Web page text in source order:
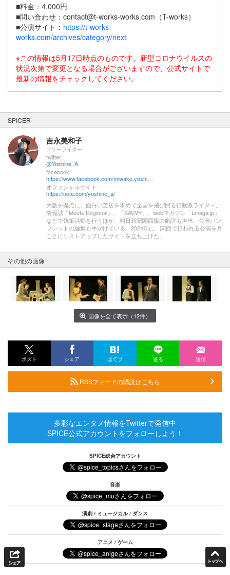
■料金：4,000円
■問い合わせ：contact@t-works-works.com（T-works）
■公演サイト： https://t-works-
works.com/archives/category/next
※この情報は5月17日時点のものです。新型コロナウイルスの
状況次第で変更となる場合がございますので、公式サイトで
最新の情報をチェックしてください。
SPICER
吉永美和子
フリーライター
twitter:
@Yoshine_A
facebook:
https://www.facebook.com/miwako.yoshinaga1
オフィシャルサイト:
https://note.com/yoshine_a/
大阪を拠点に、面白い芝居を求めて全国を飛び回る行動派ライター。
情報誌「Meets Regional」、「SAVVY」、webマガジン「Lmaga.jp」
などで執筆活動を行うほか、朝日新聞関西版の劇評も担当。公演パン
フレットの編集も手がけている。2024年に、関西で行われる公演を月
ごとにリストアップしたサイトを立ち上げた。
その他の画像
画像を全て表示（12件）
ポスト シェア はてブ 送る 送信
RSSフィードの購読はこちら
多彩なエンタメ情報をTwitterで発信中
SPICE公式アカウントをフォローしよう！
SPICE総合アカウント
音楽
演劇 / ミュージカル / ダンス
アニメ / ゲーム